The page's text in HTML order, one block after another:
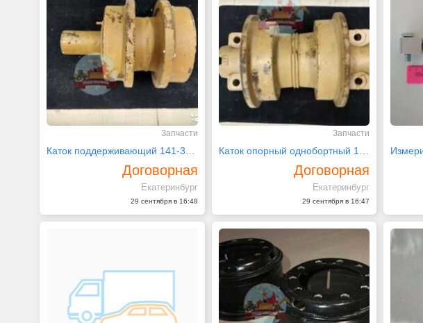
Запчасти
Договорная
Екатеринбург
29 сентября в 16:48
Запчасти
Договорная
Екатеринбург
29 сентября в 16:47